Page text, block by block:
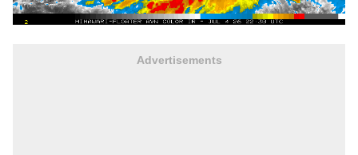
Advertisements